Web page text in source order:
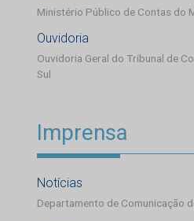
Ministério Público de Contas do
Ouvidoria
Ouvidoria Geral do Tribunal de
Sul
Imprensa
Notícias
Departamento de Comunicação